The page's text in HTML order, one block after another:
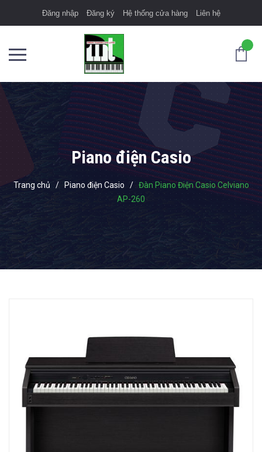
Đăng nhập Đăng ký Hệ thống cửa hàng Liên hệ
Piano điện Casio
Trang chủ / Piano điện Casio / Đàn Piano Điện Casio Celviano
AP-260